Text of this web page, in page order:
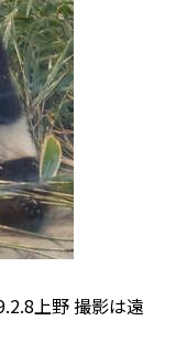
上野 撮影は遠